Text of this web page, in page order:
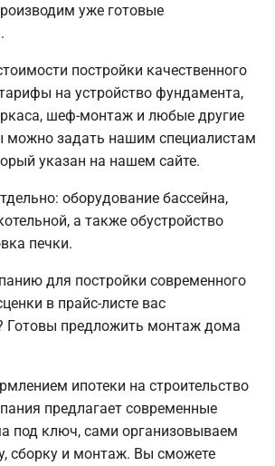
уже готовые
постройки качественного
на устройство фундамента,
шеф-монтаж и любые другие
можно задать нашим специалистам
указан на нашем сайте.
оборудование бассейна,
а также обустройство
печки.
для постройки современного
в прайс-листе вас
Готовы предложить монтаж дома
ипотеки на строительство
предлагает современные
под ключ, сами организовываем
сборку и монтаж. Вы сможете